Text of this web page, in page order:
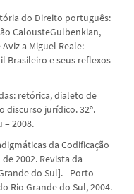
do Direito português:
CalousteGulbenkian,
a Miguel Reale:
Brasileiro e seus reflexos
retórica, dialeto de
jurídico. 32º.
– 2008.
da Codificação
2002. Revista da
do Sul]. - Porto
Rio Grande do Sul, 2004.